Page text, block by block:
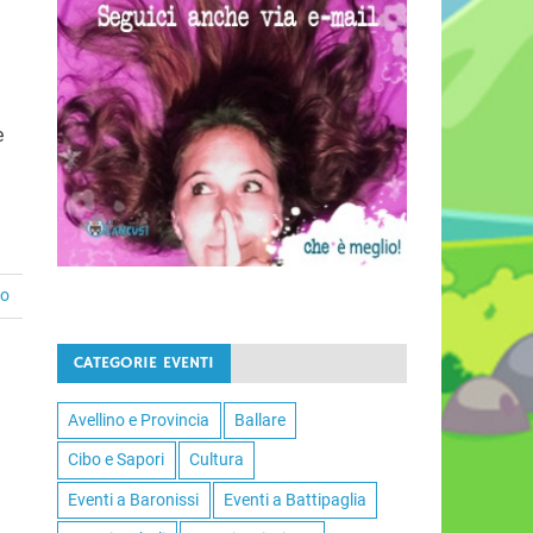
CATEGORIE EVENTI
Avellino e Provincia Ballare
Cibo e Sapori Cultura
Eventi a Baronissi Eventi a Battipaglia